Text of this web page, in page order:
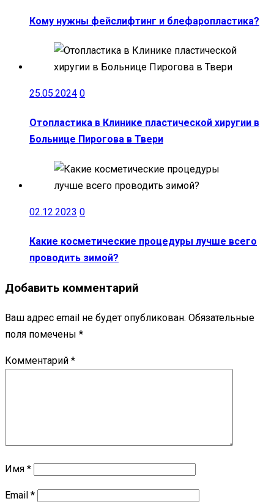
Кому нужны фейслифтинг и блефаропластика?
25.05.2024 0
Отопластика в Клинике пластической хиругии в
Больнице Пирогова в Твери
02.12.2023 0
Какие косметические процедуры лучше всего
проводить зимой?
Добавить комментарий
Ваш адрес email не будет опубликован. Обязательные
поля помечены *
Комментарий *
Имя *
Email *